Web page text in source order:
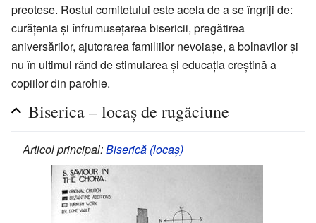
preotese. Rostul comitetului este acela de a se îngriji de:
curățenia și înfrumusețarea bisericii, pregătirea
aniversărilor, ajutorarea familiilor nevoiașe, a bolnavilor și
nu în ultimul rând de stimularea și educația creștină a
copiilor din parohie.
Biserica – locaș de rugăciune
Articol principal:Biserică (locaș)